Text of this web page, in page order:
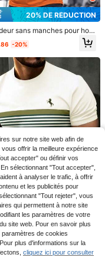
20% DE RÉDUCTION
imprimé rayé, pour
les sports
SELLERS de Polos de sport pour hommes
.54 -20% Estimé
20% DE RÉDUCTION
sans manches pour hom
de sport pour entraîneme
fitness, musculation
.86 -20%
13
20% DE RÉDUCTION
T-shirt de sport décontrac
hommes - motif en forme de
convient pour l'extérieur, le
les vacances, lava
-20% Estimé
sur notre site web afin de
offrir la meilleure expérience
accepter" ou définir vos
sélectionnant "Tout accepter",
à analyser le trafic, à offrir
et les publicités pour
"Tout rejeter", vous
qui permettent à notre site
les paramètres de votre
site web. Pour en savoir plus
de cookies
plus d'informations sur la
cliquez ici pour consulter